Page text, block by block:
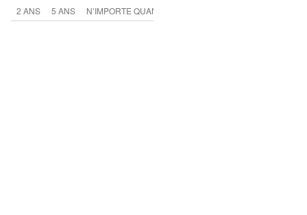
2 ANS 5 ANS N’IMPORTE QUAND